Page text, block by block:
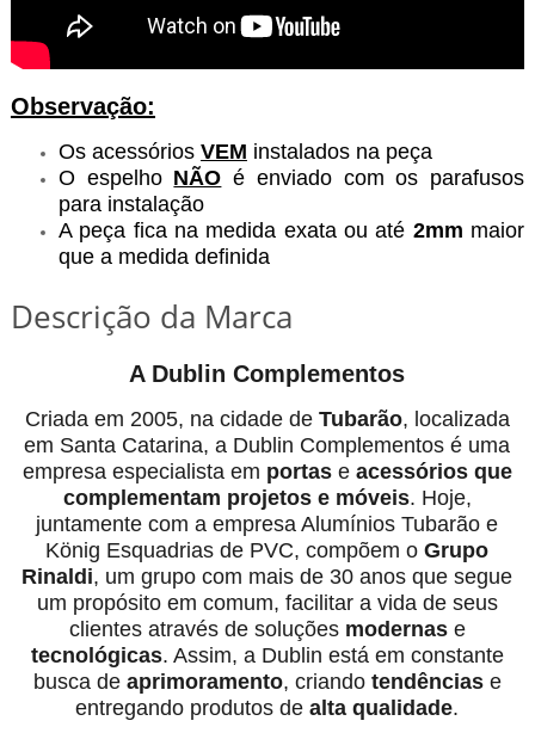
Observação:
Os acessórios VEM instalados na peça
O espelho NÃO é enviado com os parafusos
para instalação
A peça fica na medida exata ou até 2mm maior
que a medida definida
Descrição da Marca
A Dublin Complementos
Criada em 2005, na cidade de Tubarão, localizada
em Santa Catarina, a Dublin Complementos é uma
empresa especialista em portase acessórios que
complementam projetos e móveis. Hoje,
juntamente com a empresa Alumínios Tubarão e
König Esquadrias de PVC, compõem oGrupo
Rinaldi, um grupo com mais de 30 anos que segue
um propósito em comum, facilitar a vida de seus
clientes através de soluções modernase
tecnológicas. Assim, a Dublin está em constante
busca de aprimoramento, criando tendênciase
entregando produtos dealta qualidade.